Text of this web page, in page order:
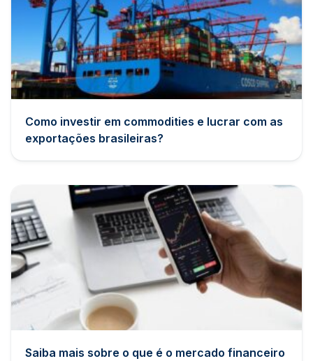
Como investir em commodities e lucrar com as
exportações brasileiras?
Saiba mais sobre o que é o mercado financeiro